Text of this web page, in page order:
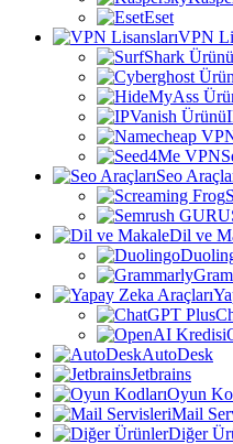
Eset
VPN
Seo
Dil ve
AutoDesk
Jetbrains
Oyun
Mail
Diğer